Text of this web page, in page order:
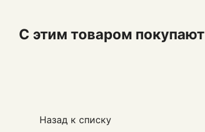
С этим товаром покупают
Назад к списку